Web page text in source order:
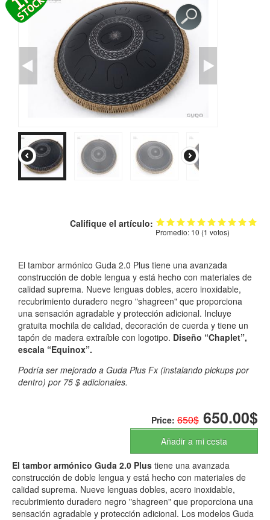
TIENDA
VENTAS
CONTÁCTENOS
Califique el artículo:
Promedio: 10 (1 votos)
El tambor armónico Guda 2.0 Plus tiene una avanzada
construcción de doble lengua y está hecho con materiales de
calidad suprema. Nueve lenguas dobles, acero inoxidable,
recubrimiento duradero negro "shagreen" que proporciona
una sensación agradable y protección adicional. Incluye
gratuita mochila de calidad, decoración de cuerda y tiene un
tapón de madera extraíble con logotipo. Diseño “Chaplet”,
escala “Equinox”.
Podría ser mejorado a Guda Plus Fx (instalando pickups por
dentro) por 75 $ adicionales.
Price: 650$ 650.00$
Añadir a mi cesta
El tambor armónico Guda 2.0 Plus tiene una avanzada
construcción de doble lengua y está hecho con materiales de
calidad suprema. Nueve lenguas dobles, acero inoxidable,
recubrimiento duradero negro "shagreen" que proporciona una
sensación agradable y protección adicional. Los modelos Guda